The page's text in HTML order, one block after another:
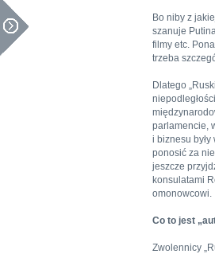
Bo niby z
szanuje
filmy etc.
trzeba
Dlatego
parlamencie,
i biznesu
ponosić za
jeszcze
konsulatami
omonowcowi.
Co to jest
Zwolennicy